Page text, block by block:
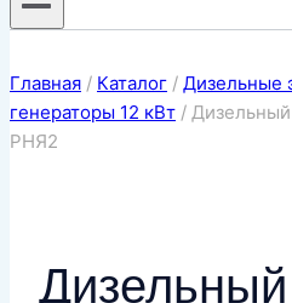
Главная / Каталог / Дизельные
генераторы 12 кВт /
РНЯ2
Дизельный